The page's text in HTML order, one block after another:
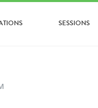
SESSIONS